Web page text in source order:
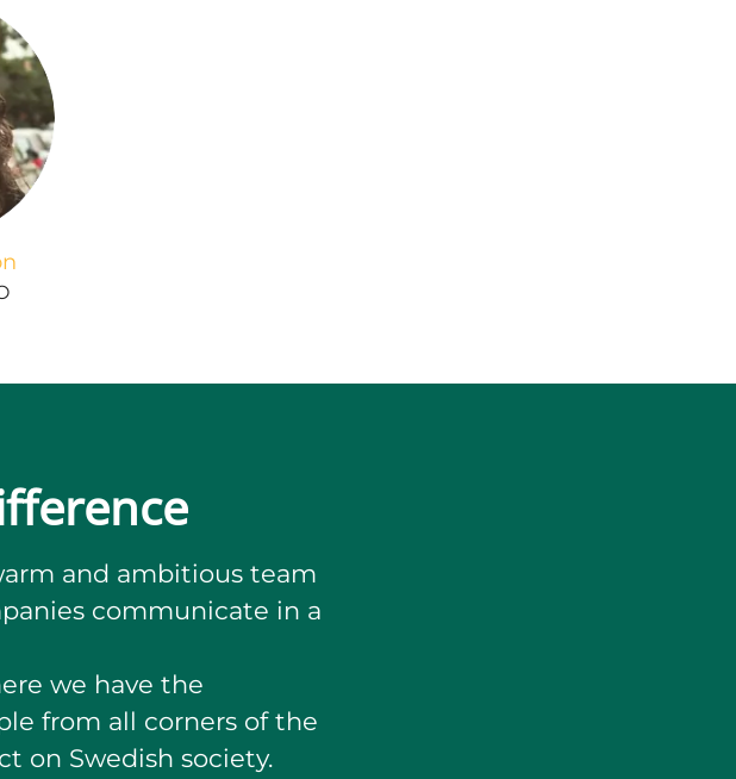
and ambitious team
communicate in a
we have the
from all corners of the
on Swedish society.